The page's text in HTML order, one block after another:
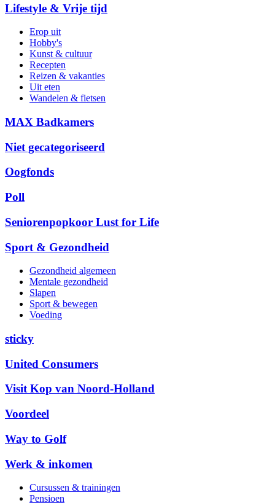
Lifestyle & Vrije tijd
Erop uit
Hobby's
Kunst & cultuur
Recepten
Reizen & vakanties
Uit eten
Wandelen & fietsen
MAX Badkamers
Niet gecategoriseerd
Oogfonds
Poll
Seniorenpopkoor Lust for Life
Sport & Gezondheid
Gezondheid algemeen
Mentale gezondheid
Slapen
Sport & bewegen
Voeding
sticky
United Consumers
Visit Kop van Noord-Holland
Voordeel
Way to Golf
Werk & inkomen
Cursussen & trainingen
Pensioen